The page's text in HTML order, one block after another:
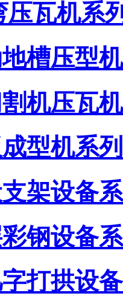
压瓦机系
槽压型机
机压瓦
型机系列
架设备
钢设备
打拱设